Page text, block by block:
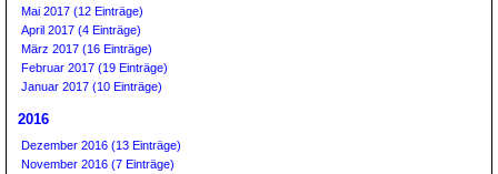
Mai 2017 (12 Einträge)
April 2017 (4 Einträge)
März 2017 (16 Einträge)
Februar 2017 (19 Einträge)
Januar 2017 (10 Einträge)
2016
Dezember 2016 (13 Einträge)
November 2016 (7 Einträge)